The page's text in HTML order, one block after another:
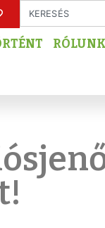
RÓLUNK